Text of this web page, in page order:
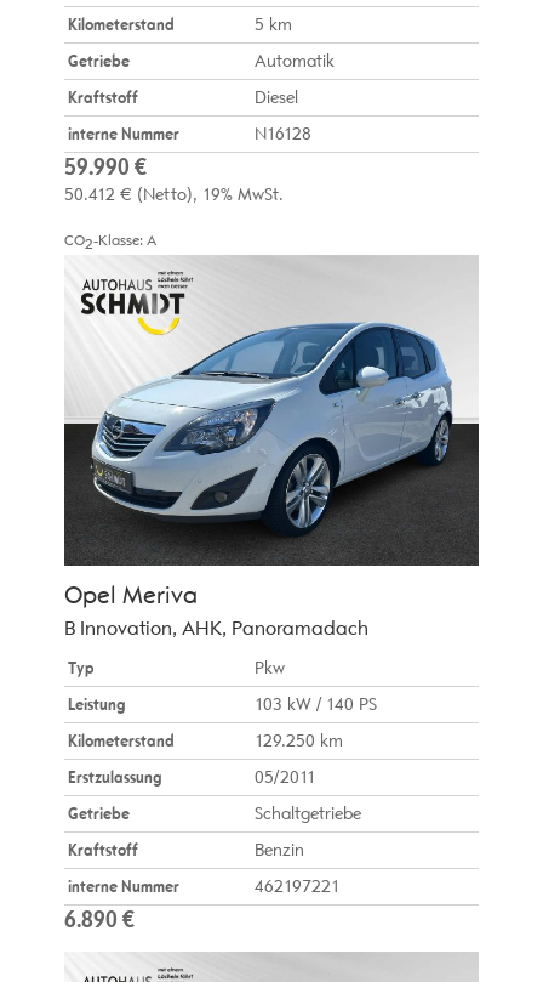
Kilometerstand
5 km
Getriebe
Automatik
Kraftstoff
Diesel
interne Nummer
N16128
59.990 €
50.412 € (Netto) 19% MwSt.
CO2-Klasse: A
Opel Meriva
B Innovation, AHK, Panoramadach
Typ
Pkw
Leistung
103 kW / 140 PS
Kilometerstand
129.250 km
Erstzulassung
05/2011
Getriebe
Schaltgetriebe
Kraftstoff
Benzin
interne Nummer
462197221
6.890 €